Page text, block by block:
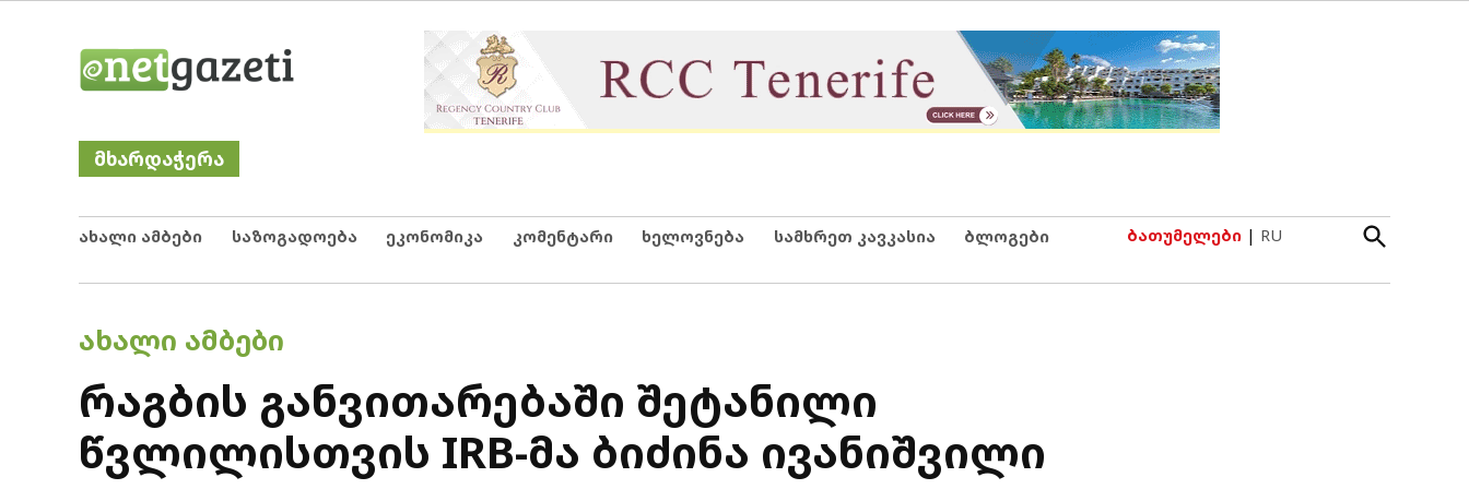
Netgazeti
მხარდაჭერა
ახალი ამბები საზოგადოება ეკონომიკა კომენტარი ხელოვნება სამხრეთ კავკასია ბლოგები ბათუმელები | RU
Open
Search
POSTED
ᲐᲮᲐᲚᲘ ᲐᲛᲑᲔᲑᲘ
რაგბის განვითარებაში შეტანილი
წვლილისთვის IRB-მა ბიძინა ივანიშვილი